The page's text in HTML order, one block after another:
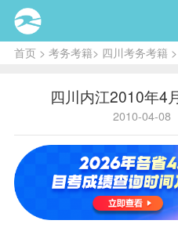
首页> 考务考籍> 四川考务考籍
四川内江2010年4
2010-04-08